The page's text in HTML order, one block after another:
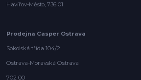
Havířov-Město, 736 01
Prodejna Casper Ostrava
Sokolská třída 104/2
Ostrava-Moravská Ostrava
702 00